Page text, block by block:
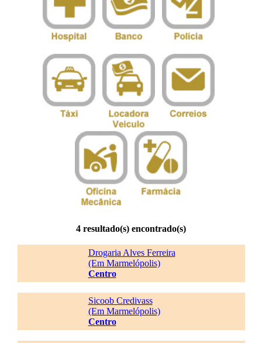
4 resultado(s) encontrado(s)
Drogaria Alves Ferreira
(Em Marmelópolis)
Centro
Sicoob Credivass
(Em Marmelópolis)
Centro